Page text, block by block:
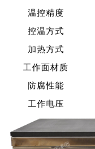
温控精度
控温方式
加热方式
工作面材质
防腐性能
工作电压